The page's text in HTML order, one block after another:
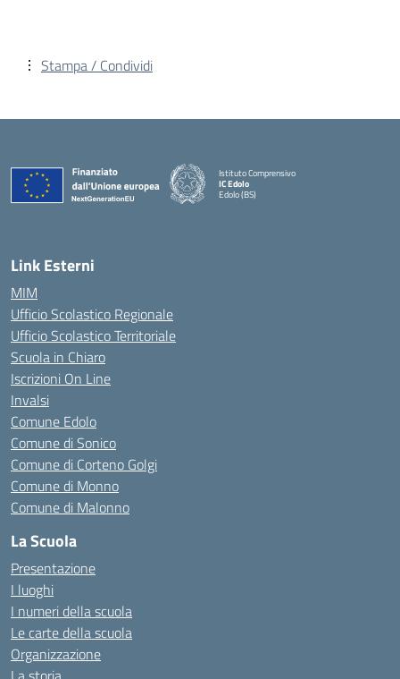
Stampa / Condividi
Istituto Comprensivo
IC Edolo
Edolo (BS)
Link Esterni
MIM
Ufficio Scolastico Regionale
Ufficio Scolastico Territoriale
Scuola in Chiaro
Iscrizioni On Line
Invalsi
Comune Edolo
Comune di Sonico
Comune di Corteno Golgi
Comune di Monno
Comune di Malonno
La Scuola
Presentazione
I luoghi
I numeri della scuola
Le carte della scuola
Organizzazione